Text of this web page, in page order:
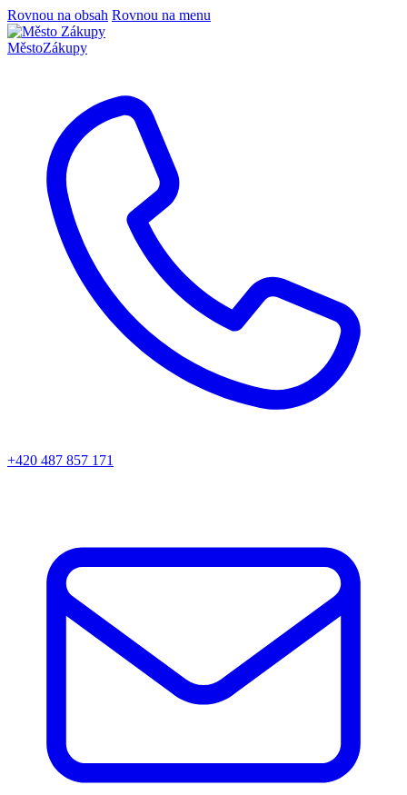
Rovnou na obsah Rovnou na menu
MěstoZákupy
+420 487 857 171